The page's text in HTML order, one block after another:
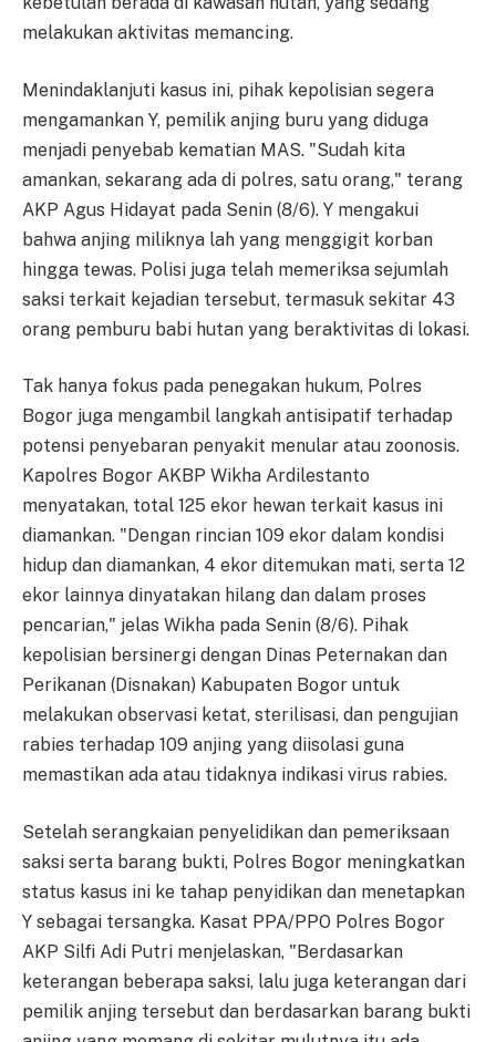
melakukan aktivitas memancing.
Menindaklanjuti kasus ini, pihak kepolisian segera
mengamankan Y, pemilik anjing buru yang diduga
menjadi penyebab kematian MAS. "Sudah kita
amankan, sekarang ada di polres, satu orang," terang
AKP Agus Hidayat pada Senin (8/6). Y mengakui
bahwa anjing miliknya lah yang menggigit korban
hingga tewas. Polisi juga telah memeriksa sejumlah
saksi terkait kejadian tersebut, termasuk sekitar 43
orang pemburu babi hutan yang beraktivitas di lokasi.
Tak hanya fokus pada penegakan hukum, Polres
Bogor juga mengambil langkah antisipatif terhadap
potensi penyebaran penyakit menular atau zoonosis.
Kapolres Bogor AKBP Wikha Ardilestanto
menyatakan, total 125 ekor hewan terkait kasus ini
diamankan. "Dengan rincian 109 ekor dalam kondisi
hidup dan diamankan, 4 ekor ditemukan mati, serta 12
ekor lainnya dinyatakan hilang dan dalam proses
pencarian," jelas Wikha pada Senin (8/6). Pihak
kepolisian bersinergi dengan Dinas Peternakan dan
Perikanan (Disnakan) Kabupaten Bogor untuk
melakukan observasi ketat, sterilisasi, dan pengujian
rabies terhadap 109 anjing yang diisolasi guna
memastikan ada atau tidaknya indikasi virus rabies.
Setelah serangkaian penyelidikan dan pemeriksaan
saksi serta barang bukti, Polres Bogor meningkatkan
status kasus ini ke tahap penyidikan dan menetapkan
Y sebagai tersangka. Kasat PPA/PPO Polres Bogor
AKP Silfi Adi Putri menjelaskan, "Berdasarkan
keterangan beberapa saksi, lalu juga keterangan dari
pemilik anjing tersebut dan berdasarkan barang bukti